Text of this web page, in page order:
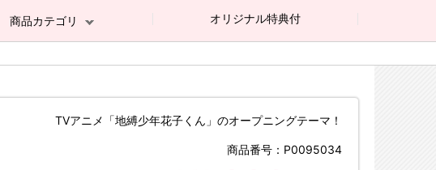
商品カテゴリ オリジナル特典付
TVアニメ「地縛少年花子くん」のオープニングテーマ！
商品番号： P0095034